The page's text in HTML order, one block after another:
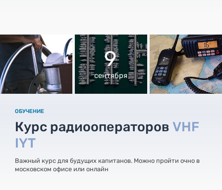
9
сентября
ОБУЧЕНИЕ
Курс радиооператоров VHF
IYT
Важный курс для будущих капитанов. Можно пройти очно в
московском офисе или онлайн